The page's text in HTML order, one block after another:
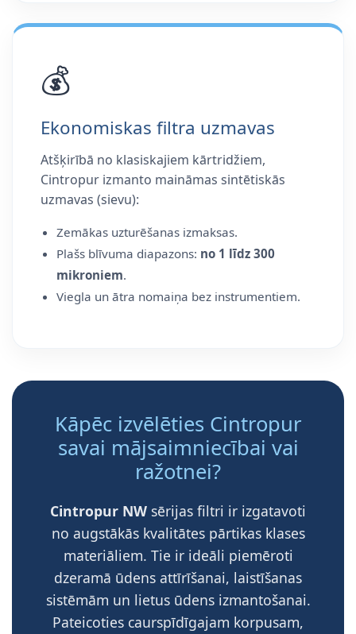
💰
Ekonomiskas filtra uzmavas
Atšķirībā no klasiskajiem kārtridžiem,
Cintropur izmanto maināmas sintētiskās
uzmavas (sievu):
Zemākas uzturēšanas izmaksas.
Plašs blīvuma diapazons: no 1 līdz 300
mikroniem.
Viegla un ātra nomaiņa bez instrumentiem.
Kāpēc izvēlēties Cintropur
savai mājsaimniecībai vai
ražotnei?
Cintropur NW sērijas filtri ir izgatavoti
no augstākās kvalitātes pārtikas klases
materiāliem. Tie ir ideāli piemēroti
dzeramā ūdens attīrīšanai, laistīšanas
sistēmām un lietus ūdens izmantošanai.
Pateicoties caurspīdīgajam korpusam,